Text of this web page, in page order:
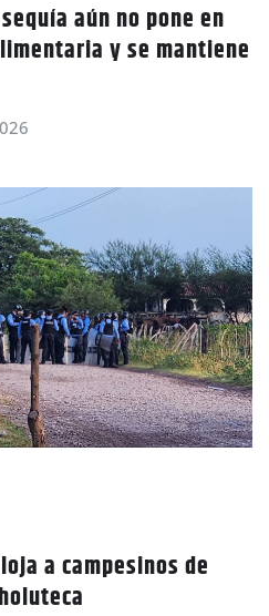
aún no pone en
y se mantiene
a campesinos de